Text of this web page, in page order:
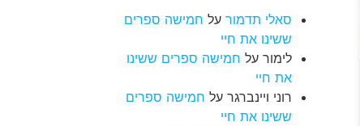
סאלי תדמור על חמישה ספרים
ששינו את חיי
לימור על חמישה ספרים ששינו
את חיי
רוני ויינברגר על חמישה ספרים
ששינו את חיי